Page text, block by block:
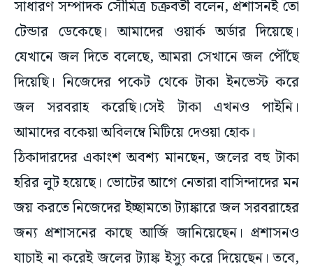
সাধারণ সম্পাদক সৌমিত্র চক্রবর্তী বলেন, প্রশাসনই তো
টেন্ডার ডেকেছে। আমাদের ওয়ার্ক অর্ডার দিয়েছে।
যেখানে জল দিতে বলেছে, আমরা সেখানে জল পৌঁছে
দিয়েছি। নিজেদের পকেট থেকে টাকা ইনভেস্ট করে
জল সরবরাহ করেছি।সেই টাকা এখনও পাইনি।
আমাদের বকেয়া অবিলম্বে মিটিয়ে দেওয়া হোক।
ঠিকাদারদের একাংশ অবশ্য মানছেন, জলের বহু টাকা
হরির লুট হয়েছে। ভোটের আগে নেতারা বাসিন্দাদের মন
জয় করতে নিজেদের ইচ্ছামতো ট্যাঙ্কারে জল সরবরাহের
জন্য প্রশাসনের কাছে আর্জি জানিয়েছেন। প্রশাসনও
যাচাই না করেই জলের ট্যাঙ্ক ইস্যু করে দিয়েছেন। তবে,